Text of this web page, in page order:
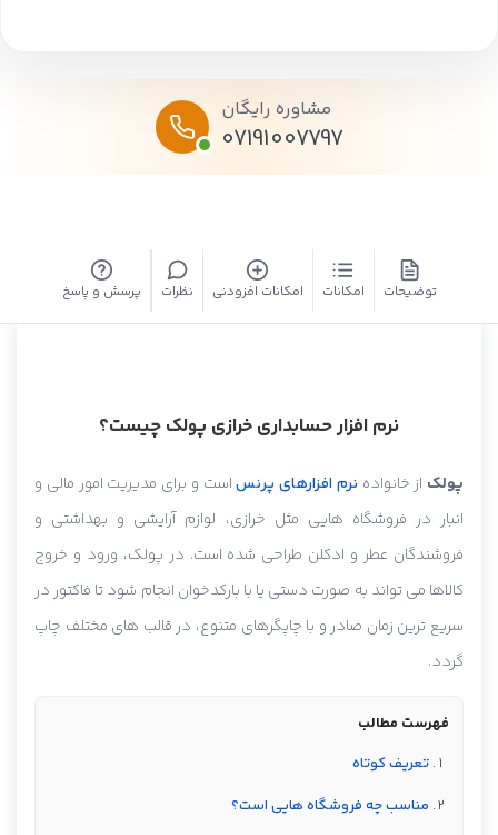
مشاوره رایگان
07191007797
توضیحات امکانات امکانات افزودنی نظرات پرسش و پاسخ
نرم افزار حسابداری خرازی پولک چیست؟
پولک از خانواده نرم افزارهای پرنساست و برای مدیریت امور مالی و
انبار در فروشگاه هایی مثل خرازی، لوازم آرایشی و بهداشتی و
فروشندگان عطر و ادکلن طراحی شده است. در پولک، ورود و خروج
کالاها می تواند به صورت دستی یا با بارکدخوان انجام شود تا فاکتور در
سریع ترین زمان صادر و با چاپگرهای متنوع، در قالب های مختلف چاپ
گردد.
فهرست مطالب
تعریف کوتاه
مناسب چه فروشگاه هایی است؟